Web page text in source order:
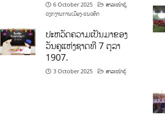
6 October 2025 ສາລະໜ້າຮູ້,
ວຽກງານການເມືອງ-ແນວຄິດ
ປະຫວັດຄວາມເປັນມາຂອງ
ວັນຄູແຫ່ງຊາດທີ 7 ຕຸລາ
1907.
3 October 2025 ສາລະໜ້າຮູ້